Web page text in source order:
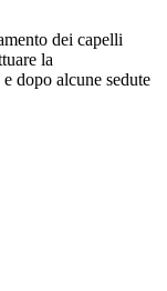
dei capelli
la
dopo alcune sedute